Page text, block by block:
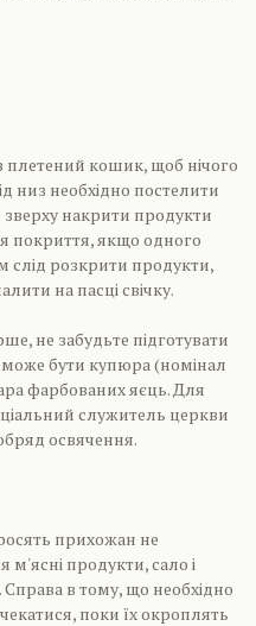
плетений кошик, щоб нічого
низ необхідно постелити
накрити продукти
покриття, якщо одного
слід розкрити продукти,
на пасці свічку.
не забудьте підготувати
бути купюра (номінал
фарбованих яєць. Для
служитель церкви
освячення.
прихожан не
продукти, сало і
Справа в тому, що необхідно
поки їх окроплять